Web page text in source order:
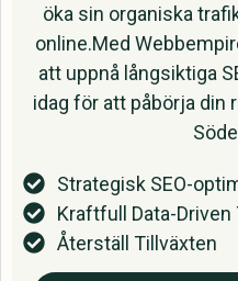
öka sin organiska
online.Med
att uppnå långsiktiga
idag för att påbörja din
Strategisk SEO-
Kraftfull Data-Driven
Återställ Tillväxten